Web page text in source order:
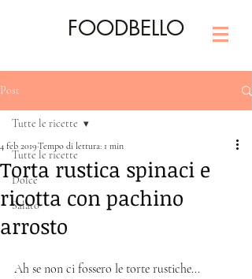
FOODBELLO
Post
Tutte le ricette
Dolce
Salato
Tutte le ricette
Torta rustica spinaci e
ricotta con pachino
arrosto
4 feb 2019Tempo di lettura: 1 min
Ah se non ci fossero le torte rustiche...